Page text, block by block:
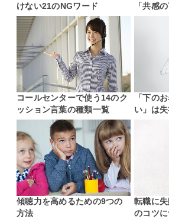
けない21のNGワード
「共感
コールセンターで使う14のク
ッション言葉の種類一覧
「下の
い」は
傾聴力を高めるための9つの
方法
転職に
のコツ